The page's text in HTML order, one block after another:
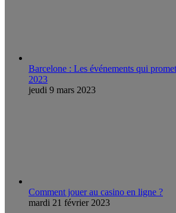
Barcelone : Les événements qui
2023
jeudi 9 mars 2023
Comment jouer au casino en ligne ?
mardi 21 février 2023